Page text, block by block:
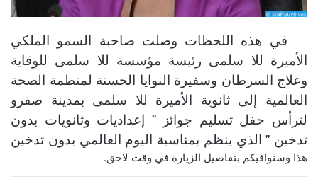
في هذه اللحظات وصلت صاحبة السمو الملكي
الأميرة للا سلمى رئيسة مؤسسة للا سلمى للوقاية
وعلاج السرطان وسفيرة النوايا الحسنة لمنظمة الصحة
العالمية إلى ثانوية الأميرة للا سلمى بمدينة صفرو
لترأس حفل تسليم جوائز ” إعداديات وثانويات بدون
تدخين ” الذي ينظم بمناسبة اليوم العالمي بدون تدخين
هذا وسنوافيكم بتفاصيل الزيارة في وقت لاحق.